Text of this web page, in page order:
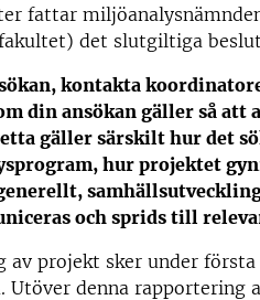
fattar
det slutgiltiga
kontakta
din ansökan gäller så att
gäller särskilt hur det
hur projektet
och sprids till
projekt sker under första
Utöver denna rapportering